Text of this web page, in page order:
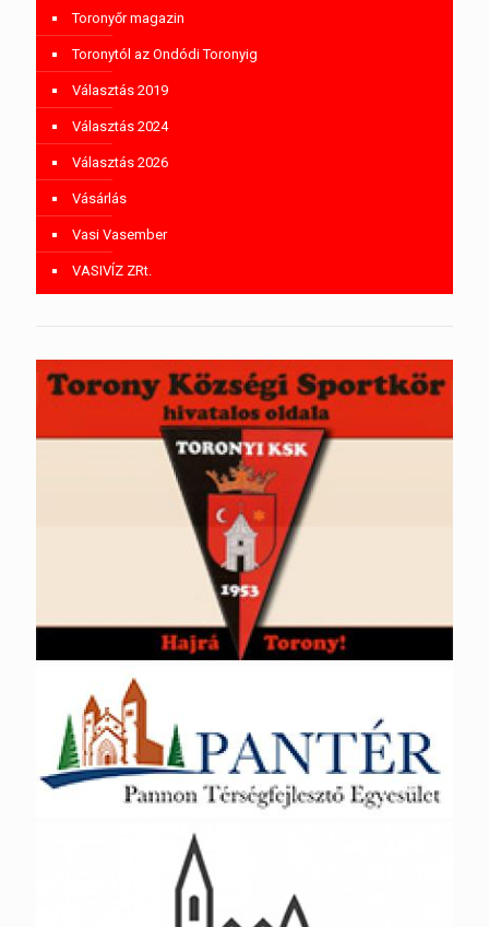
Toronyőr magazin
Toronytól az Ondódi Toronyig
Választás 2019
Választás 2024
Választás 2026
Vásárlás
Vasi Vasember
VASIVÍZ ZRt.